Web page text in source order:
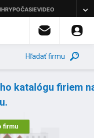
Hľadať firmu
katalógu firiem
firmu